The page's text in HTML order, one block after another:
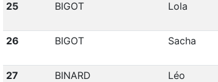
25 BIGOT Lola
26 BIGOT Sacha
27 BINARD Léo